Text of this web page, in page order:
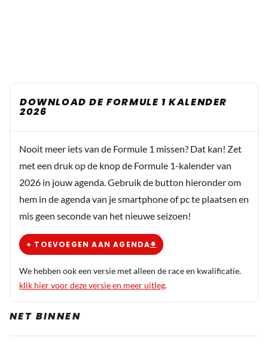
DOWNLOAD DE FORMULE 1 KALENDER
2026
Nooit meer iets van de Formule 1 missen? Dat kan! Zet
met een druk op de knop de Formule 1-kalender van
2026 in jouw agenda. Gebruik de button hieronder om
hem in de agenda van je smartphone of pc te plaatsen en
mis geen seconde van het nieuwe seizoen!
+ TOEVOEGEN AAN AGENDA
We hebben ook een versie met alleen de race en kwalificatie.
klik hier voor deze versie en meer uitleg.
NET BINNEN